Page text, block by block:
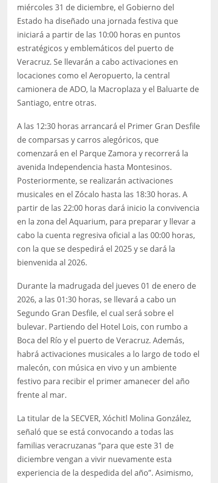
miércoles 31 de diciembre, el Gobierno del
Estado ha diseñado una jornada festiva que
iniciará a partir de las 10:00 horas en puntos
estratégicos y emblemáticos del puerto de
Veracruz. Se llevarán a cabo activaciones en
locaciones como el Aeropuerto, la central
camionera de ADO, la Macroplaza y el Baluarte de
Santiago, entre otras.
A las 12:30 horas arrancará el Primer Gran Desfile
de comparsas y carros alegóricos, que
comenzará en el Parque Zamora y recorrerá la
avenida Independencia hasta Montesinos.
Posteriormente, se realizarán activaciones
musicales en el Zócalo hasta las 18:30 horas. A
partir de las 22:00 horas dará inicio la convivencia
en la zona del Aquarium, para preparar y llevar a
cabo la cuenta regresiva oficial a las 00:00 horas,
con la que se despedirá el 2025 y se dará la
bienvenida al 2026.
Durante la madrugada del jueves 01 de enero de
2026, a las 01:30 horas, se llevará a cabo un
Segundo Gran Desfile, el cual será sobre el
bulevar. Partiendo del Hotel Lois, con rumbo a
Boca del Río y el puerto de Veracruz. Además,
habrá activaciones musicales a lo largo de todo el
malecón, con música en vivo y un ambiente
festivo para recibir el primer amanecer del año
frente al mar.
La titular de la SECVER, Xóchitl Molina González,
señaló que se está convocando a todas las
familias veracruzanas “para que este 31 de
diciembre vengan a vivir nuevamente esta
experiencia de la despedida del año”. Asimismo,